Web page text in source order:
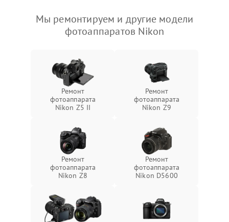
Мы ремонтируем и другие модели
фотоаппаратов Nikon
Ремонт
фотоаппарата
Nikon Z5 II
Ремонт
фотоаппарата
Nikon Z9
Ремонт
фотоаппарата
Nikon Z8
Ремонт
фотоаппарата
Nikon D5600